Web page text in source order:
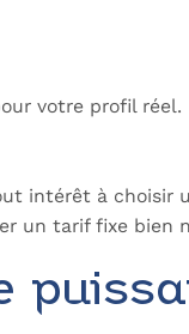
votre profil réel.
intérêt à choisir
un tarif fixe bien